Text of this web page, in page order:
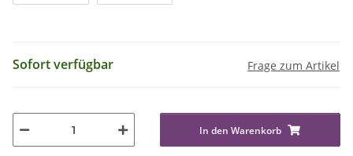
Sofort verfügbar Frage zum Artikel
In den Warenkorb